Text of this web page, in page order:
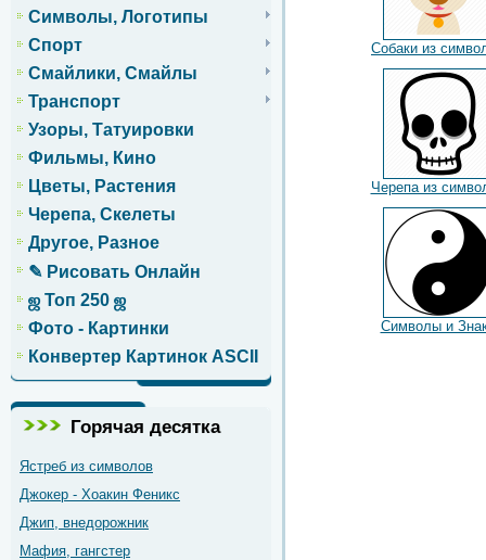
Символы, Логотипы
Спорт
Смайлики, Смайлы
Транспорт
Узоры, Татуировки
Фильмы, Кино
Цветы, Растения
Черепа, Скелеты
Другое, Разное
✎ Рисовать Онлайн
ஜ Топ 250 ஜ
Фото - Картинки
Конвертер Картинок ASCII
Горячая десятка
Ястреб из символов
Джокер - Хоакин Феникс
Джип, внедорожник
Мафия, гангстер
Собаки из
Черепа из
Символы и